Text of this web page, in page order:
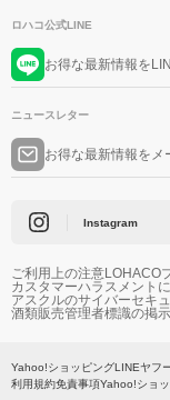
ロハコ公式LINE
お得な最新情報を
ニュースレター
お得な最新情報をメ
Instagram
ご利用上の注意LOHACO
カスタマーハラスメント
アスクルのサイバーセキ
酒類販売管理者標識の掲示
Yahoo!ショッピングLINEヤフ
利用規約免責事項Yahoo!ショ